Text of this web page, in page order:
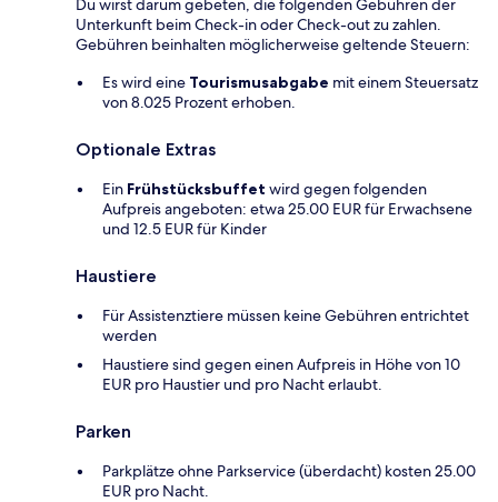
Du wirst darum gebeten, die folgenden Gebühren der
Unterkunft beim Check-in oder Check-out zu zahlen.
Gebühren beinhalten möglicherweise geltende Steuern:
Es wird eine Tourismusabgabe mit einem Steuersatz
von 8.025 Prozent erhoben.
Optionale Extras
Ein Frühstücksbuffet wird gegen folgenden
Aufpreis angeboten: etwa 25.00 EUR für Erwachsene
und 12.5 EUR für Kinder
Haustiere
Für Assistenztiere müssen keine Gebühren entrichtet
werden
Haustiere sind gegen einen Aufpreis in Höhe von 10
EUR pro Haustier und pro Nacht erlaubt.
Parken
Parkplätze ohne Parkservice (überdacht) kosten 25.00
EUR pro Nacht.